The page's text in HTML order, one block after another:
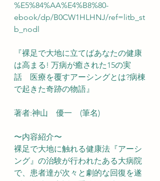
%E5%84%AA%E4%B8%80-
ebook/dp/B0CW1HLHNJ/ref=litb_st
b_nodl
『裸足で大地に立てばあなたの健康
は高まる! 万病が癒された15の実
話　医療を覆すアーシングとは?病棟
で起きた奇跡の物語』
著者:神山　優一　(筆名)
〜内容紹介〜
裸足で大地に触れる健康法『アーシ
ング』の治験が行われたある大病院
で、患者達が次々と劇的な回復を遂